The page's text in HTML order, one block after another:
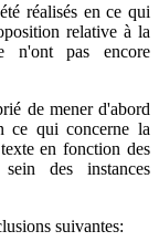
réalisés en ce qui
relative à la
n'ont pas encore
de mener d'abord
ce qui concerne la
en fonction des
des instances
suivantes: